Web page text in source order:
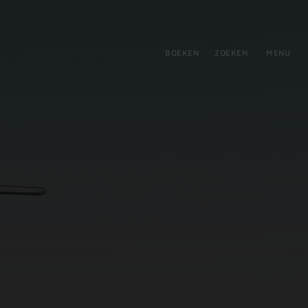
BOEKEN ZOEKEN MENU